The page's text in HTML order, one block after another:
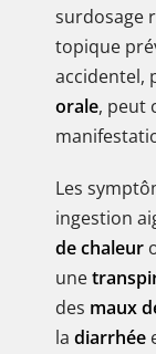
surdosage
topique
accidentel,
orale, peut
Les
ingestion
de chaleur
une
des maux
la diarrhée